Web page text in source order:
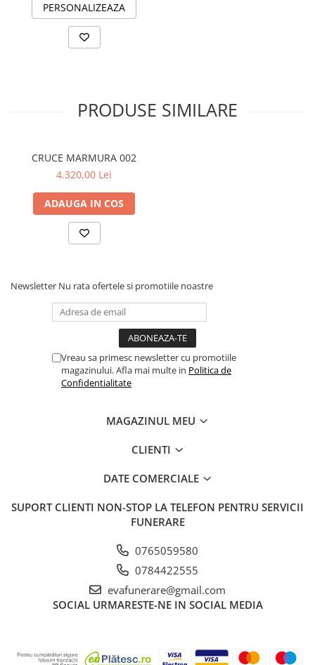
PERSONALIZEAZA
PRODUSE SIMILARE
CRUCE MARMURA 002
4.320,00 Lei
ADAUGA IN COS
Newsletter Nu rata ofertele si promotiile noastre
Vreau sa primesc newsletter cu promotiile
magazinului. Afla mai multe in Politica de
Confidentialitate
MAGAZINUL MEU
CLIENTI
DATE COMERCIALE
SUPORT CLIENTI NON-STOP LA TELEFON PENTRU SERVICII
FUNERARE
0765059580
0784422555
evafunerare@gmail.com
SOCIAL URMARESTE-NE IN SOCIAL MEDIA